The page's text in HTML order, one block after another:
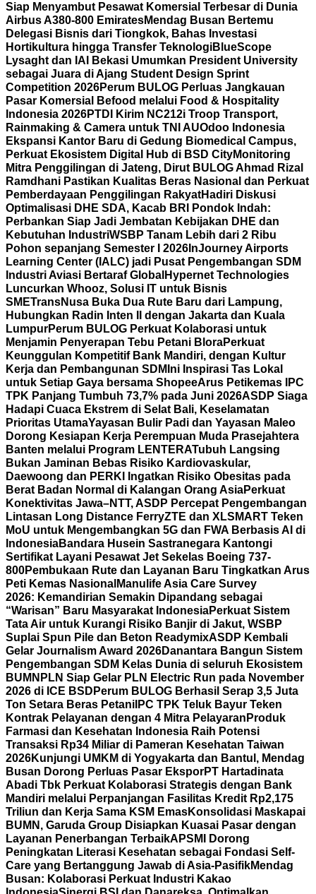
Siap Menyambut Pesawat Komersial Terbesar di Dunia
Airbus A380-800 EmiratesMendag Busan Bertemu
Delegasi Bisnis dari Tiongkok, Bahas Investasi
Hortikultura hingga Transfer TeknologiBlueScope
Lysaght dan IAI Bekasi Umumkan President University
sebagai Juara di Ajang Student Design Sprint
Competition 2026Perum BULOG Perluas Jangkauan
Pasar Komersial Befood melalui Food & Hospitality
Indonesia 2026PTDI Kirim NC212i Troop Transport,
Rainmaking & Camera untuk TNI AUOdoo Indonesia
Ekspansi Kantor Baru di Gedung Biomedical Campus,
Perkuat Ekosistem Digital Hub di BSD CityMonitoring
Mitra Penggilingan di Jateng, Dirut BULOG Ahmad Rizal
Ramdhani Pastikan Kualitas Beras Nasional dan Perkuat
Pemberdayaan Penggilingan RakyatHadiri Diskusi
Optimalisasi DHE SDA, Kacab BRI Pondok Indah:
Perbankan Siap Jadi Jembatan Kebijakan DHE dan
Kebutuhan IndustriWSBP Tanam Lebih dari 2 Ribu
Pohon sepanjang Semester I 2026 InJourney Airports
Learning Center (IALC) jadi Pusat Pengembangan SDM
Industri Aviasi Bertaraf Global Hypernet Technologies
Luncurkan Whooz, Solusi IT untuk Bisnis
SMETransNusa Buka Dua Rute Baru dari Lampung,
Hubungkan Radin Inten II dengan Jakarta dan Kuala
LumpurPerum BULOG Perkuat Kolaborasi untuk
Menjamin Penyerapan Tebu Petani BloraPerkuat
Keunggulan Kompetitif Bank Mandiri, dengan Kultur
Kerja dan Pembangunan SDM Ini Inspirasi Tas Lokal
untuk Setiap Gaya bersama ShopeeArus Petikemas IPC
TPK Panjang Tumbuh 73,7% pada Juni 2026ASDP Siaga
Hadapi Cuaca Ekstrem di Selat Bali, Keselamatan
Prioritas UtamaYayasan Bulir Padi dan Yayasan Maleo
Dorong Kesiapan Kerja Perempuan Muda Prasejahtera
Banten melalui Program LENTERATubuh Langsing
Bukan Jaminan Bebas Risiko Kardiovaskular,
Daewoong dan PERKI Ingatkan Risiko Obesitas pada
Berat Badan Normal di Kalangan Orang AsiaPerkuat
Konektivitas Jawa–NTT, ASDP Percepat Pengembangan
Lintasan Long Distance FerryZTE dan XLSMART Teken
MoU untuk Mengembangkan 5G dan FWA Berbasis AI di
IndonesiaBandara Husein Sastranegara Kantongi
Sertifikat Layani Pesawat Jet Sekelas Boeing 737-
800Pembukaan Rute dan Layanan Baru Tingkatkan Arus
Peti Kemas Nasional Manulife Asia Care Survey
2026: Kemandirian Semakin Dipandang sebagai
“Warisan” Baru Masyarakat IndonesiaPerkuat Sistem
Tata Air untuk Kurangi Risiko Banjir di Jakut, WSBP
Suplai Spun Pile dan Beton ReadymixASDP Kembali
Gelar Journalism Award 2026Danantara Bangun Sistem
Pengembangan SDM Kelas Dunia di seluruh Ekosistem
BUMN PLN Siap Gelar PLN Electric Run pada November
2026 di ICE BSD Perum BULOG Berhasil Serap 3,5 Juta
Ton Setara Beras Petani IPC TPK Teluk Bayur Teken
Kontrak Pelayanan dengan 4 Mitra Pelayaran Produk
Farmasi dan Kesehatan Indonesia Raih Potensi
Transaksi Rp34 Miliar di Pameran Kesehatan Taiwan
2026Kunjungi UMKM di Yogyakarta dan Bantul, Mendag
Busan Dorong Perluas Pasar EksporPT Hartadinata
Abadi Tbk Perkuat Kolaborasi Strategis dengan Bank
Mandiri melalui Perpanjangan Fasilitas Kredit Rp2,175
Triliun dan Kerja Sama KSM EmasKonsolidasi Maskapai
BUMN, Garuda Group Disiapkan Kuasai Pasar dengan
Layanan Penerbangan TerbaikAPSMI Dorong
Peningkatan Literasi Kesehatan sebagai Fondasi Self-
Care yang Bertanggung Jawab di Asia-PasifikMendag
Busan: Kolaborasi Perkuat Industri Kakao